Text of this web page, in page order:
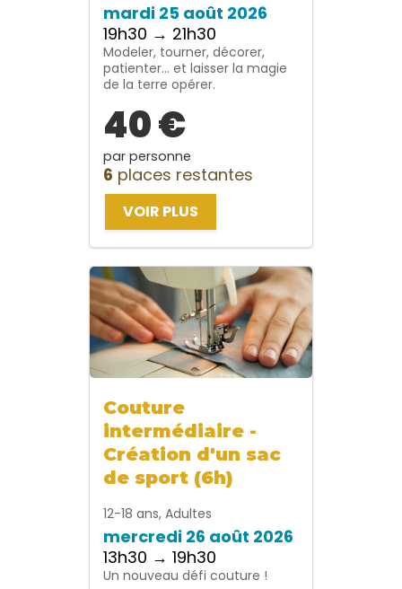
mardi 25 août 2026
19h30 → 21h30
Modeler, tourner, décorer,
patienter… et laisser la magie
de la terre opérer.
40 €
par personne
6 places restantes
VOIR PLUS
Couture
intermédiaire -
Création d'un sac
de sport (6h)
12-18 ans, Adultes
mercredi 26 août 2026
13h30 → 19h30
Un nouveau défi couture !